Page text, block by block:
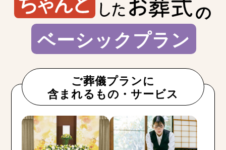
の
ベーシックプラン
ご葬儀プランに
含まれるもの・サービス